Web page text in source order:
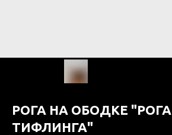
РОГА НА ОБОДКЕ "РОГА
ТИФЛИНГА"